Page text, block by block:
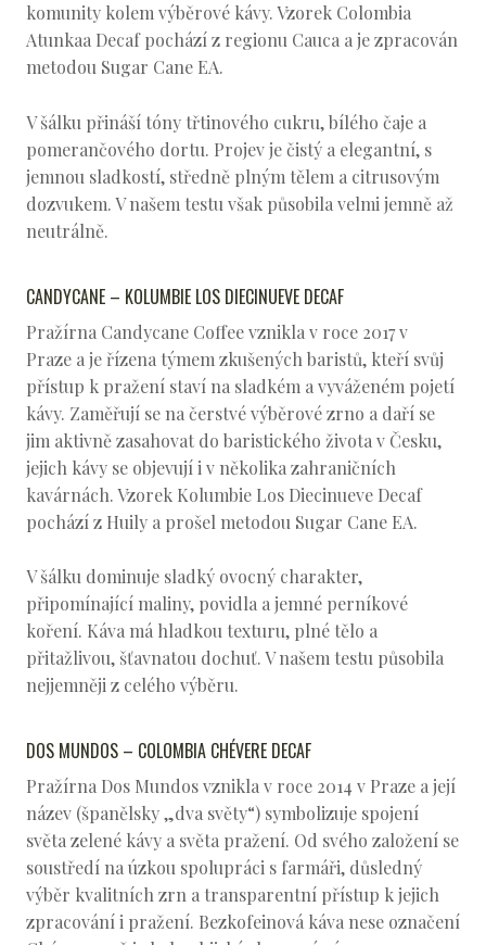
komunity kolem výběrové kávy. Vzorek Colombia
Atunkaa Decaf pochází z regionu Cauca a je zpracován
metodou Sugar Cane EA.
V šálku přináší tóny třtinového cukru, bílého čaje a
pomerančového dortu. Projev je čistý a elegantní, s
jemnou sladkostí, středně plným tělem a citrusovým
dozvukem. V našem testu však působila velmi jemně až
neutrálně.
CANDYCANE – KOLUMBIE LOS DIECINUEVE DECAF
Pražírna Candycane Coffee vznikla v roce 2017 v
Praze a je řízena týmem zkušených baristů, kteří svůj
přístup k pražení staví na sladkém a vyváženém pojetí
kávy. Zaměřují se na čerstvé výběrové zrno a daří se
jim aktivně zasahovat do baristického života v Česku,
jejich kávy se objevují i v několika zahraničních
kavárnách. Vzorek Kolumbie Los Diecinueve Decaf
pochází z Huily a prošel metodou Sugar Cane EA.
V šálku dominuje sladký ovocný charakter,
připomínající maliny, povidla a jemné perníkové
koření. Káva má hladkou texturu, plné tělo a
přitažlivou, šťavnatou dochuť. V našem testu působila
nejjemněji z celého výběru.
DOS MUNDOS – COLOMBIA CHÉVERE DECAF
Pražírna Dos Mundos vznikla v roce 2014 v Praze a její
název (španělsky „dva světy“) symbolizuje spojení
světa zelené kávy a světa pražení. Od svého založení se
soustředí na úzkou spolupráci s farmáři, důsledný
výběr kvalitních zrn a transparentní přístup k jejich
zpracování i pražení. Bezkofeinová káva nese označení